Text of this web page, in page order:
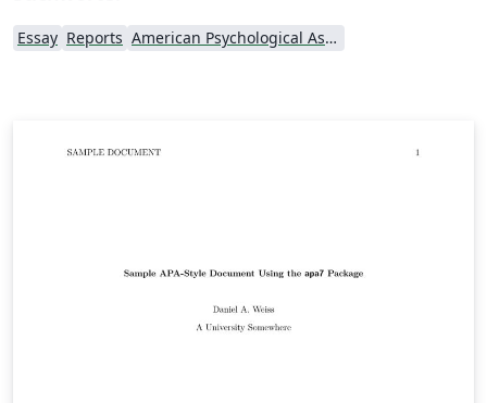
Essay Reports American Psychological Association